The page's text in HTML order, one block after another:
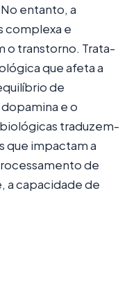
entanto, a
complexa e
o transtorno. Trata-
que afeta a
de
e o
traduzem-
que impactam a
de
a capacidade de